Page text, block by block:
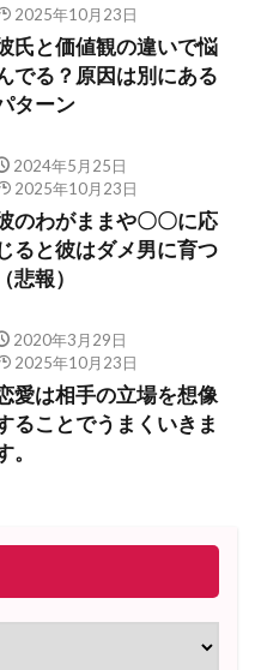
2025年10月23日
氏と価値観の違いで悩
でる？原因は別にある
ターン
2024年5月25日
2025年10月23日
のわがままや〇〇に応
ると彼はダメ男に育つ
（悲報）
2020年3月29日
2025年10月23日
愛は相手の立場を想像
ることでうまくいきま
。